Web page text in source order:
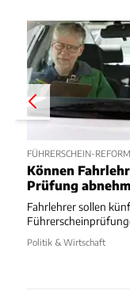
FÜHRERSCHEIN-REFORM
Können
Prüfung
Fahrlehrer sollen
Politik & Wirtschaft